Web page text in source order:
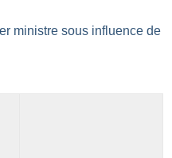
ministre sous influence de